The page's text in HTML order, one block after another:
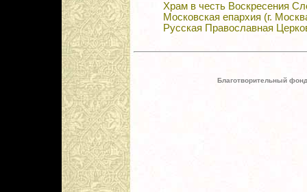
Храм в честь Воскресения
Московская епархия (г.
Русская Православная
Благотворительный